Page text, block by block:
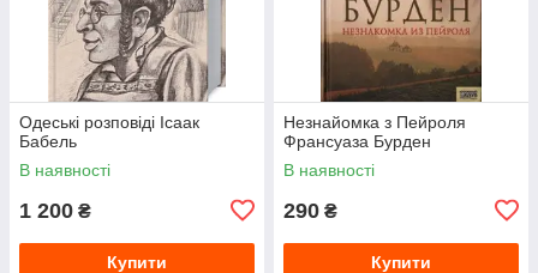
Одеські розповіді Ісаак
Бабель
В наявності
1 200 ₴
Купити
Незнайомка з Пейроля
Франсуаза Бурден
В наявності
290 ₴
Купити